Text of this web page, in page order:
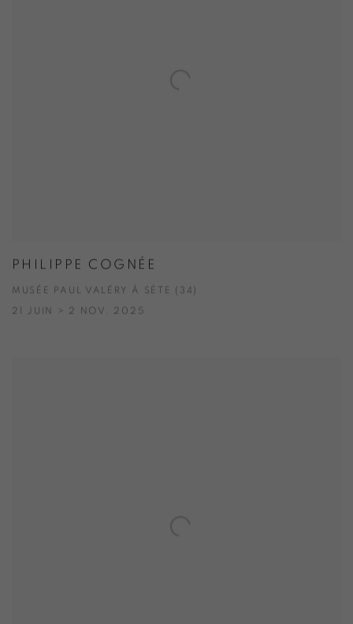
PHILIPPE COGNÉE
MUSÉE PAUL VALÉRY À SÈTE (34)
21 JUIN > 2 NOV. 2025